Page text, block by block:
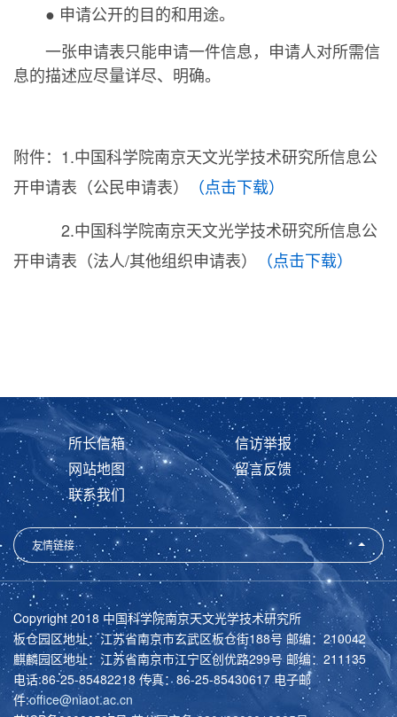
● 申请公开的目的和用途。
一张申请表只能申请一件信息，申请人对所需信
息的描述应尽量详尽、明确。
附件：1.中国科学院南京天文光学技术研究所信息公
开申请表（公民申请表）
（点击下载）
2.中国科学院南京天文光学技术研究所信息公
开申请表（法人/其他组织申请表）
（点击下载）
所长信箱
信访举报
网站地图
留言反馈
联系我们
友情链接
Copyright 2018 中国科学院南京天文光学技术研究所
板仓园区地址：江苏省南京市玄武区板仓街188号 邮编：210042
麒麟园区地址：江苏省南京市江宁区创优路299号 邮编：211135
电话:86-25-85482218 传真：86-25-85430617 电子邮
件:office@niaot.ac.cn